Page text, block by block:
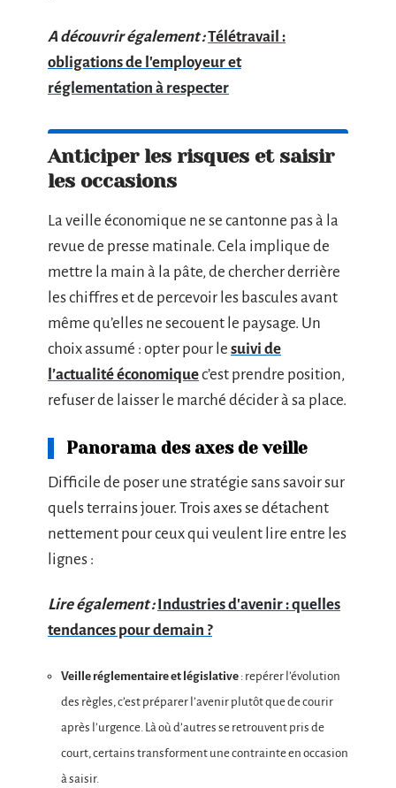
A découvrir également :Télétravail :
obligations de l'employeur et
réglementation à respecter
Anticiper les risques et saisir
les occasions
La veille économique ne se cantonne pas à la
revue de presse matinale. Cela implique de
mettre la main à la pâte, de chercher derrière
les chiffres et de percevoir les bascules avant
même qu’elles ne secouent le paysage. Un
choix assumé : opter pour le suivi de
l’actualité économiquec’est prendre position,
refuser de laisser le marché décider à sa place.
Panorama des axes de veille
Difficile de poser une stratégie sans savoir sur
quels terrains jouer. Trois axes se détachent
nettement pour ceux qui veulent lire entre les
lignes :
Lire également : Industries d'avenir : quelles
tendances pour demain ?
Veille réglementaire et législative : repérer l’évolution
des règles, c’est préparer l’avenir plutôt que de courir
après l’urgence. Là où d’autres se retrouvent pris de
court, certains transforment une contrainte en occasion
à saisir.